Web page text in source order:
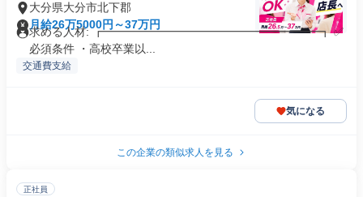
大分県大分市北下郡
月給26万5000円～37万円
求める人材: ┏━━━━━━━━━━━━━━━━━━━┓ ✅️
必須条件 ・高校卒業以...
交通費支給
気になる
この企業の類似求人を見る
正社員